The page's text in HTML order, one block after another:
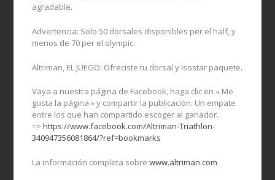
agradable.
Advertencia: Solo 50 dorsales disponibles per el half, y
menos de 70 per el olympic.
Altriman, EL JUEGO: Ofreciste tu dorsal y Isostar paquete.
Vaya a nuestra página de Facebook, haga clic en « Me
gusta la página » y compartir la publicación. Un empate
entre los que han compartido escoger al ganador.
=>https://www.facebook.com/Altriman-Triathlon-
340947356081864/?ref=bookmarks
La información completa sobrewww.altriman.com